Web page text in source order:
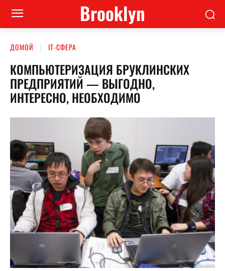
Brooklyn
ДОМОЙ ІТ-СФЕРА
КОМПЬЮТЕРИЗАЦИЯ БРУКЛИНСКИХ
ПРЕДПРИЯТИЙ — ВЫГОДНО,
ИНТЕРЕСНО, НЕОБХОДИМО